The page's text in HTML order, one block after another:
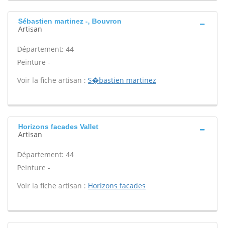
Sébastien martinez -, Bouvron
Artisan
Département: 44
Peinture -
Voir la fiche artisan : S�bastien martinez
Horizons facades Vallet
Artisan
Département: 44
Peinture -
Voir la fiche artisan : Horizons facades